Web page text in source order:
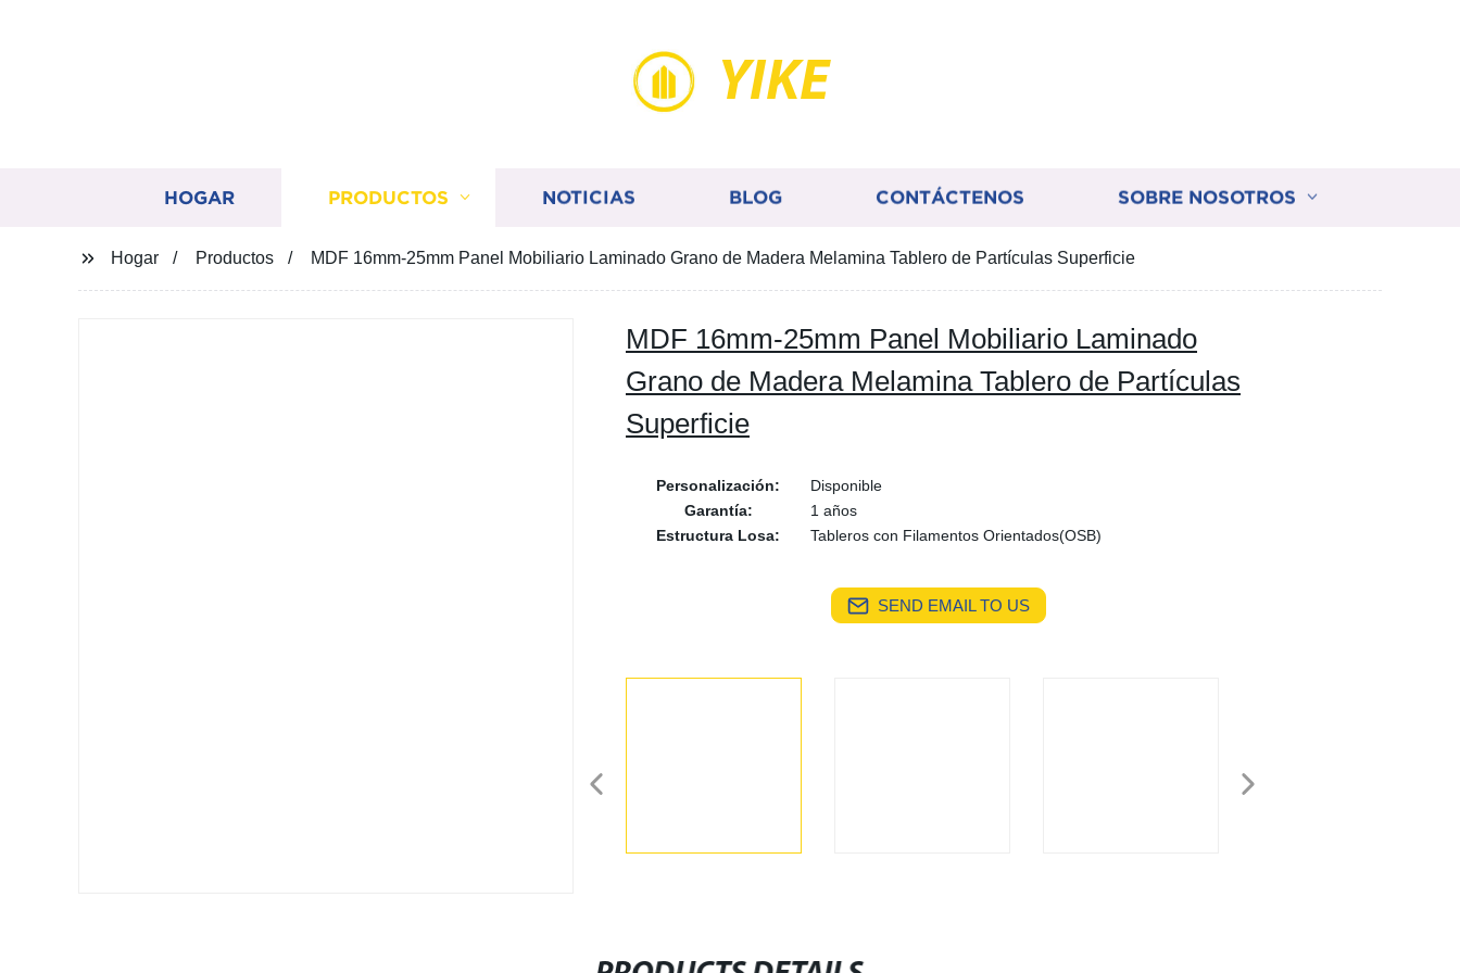
YIKE
HOGAR PRODUCTOS NOTICIAS BLOG CONTÁCTENOS SOBRE NOSOTROS
Hogar Productos MDF 16mm-25mm Panel Mobiliario Laminado Grano de Madera Melamina Tablero de Partículas Superficie
MDF 16mm-25mm Panel Mobiliario Laminado
Grano de Madera Melamina Tablero de Partículas
Superficie
Personalización:
Disponible
Garantía:
1 años
Estructura Losa:
Tableros con Filamentos Orientados(OSB)
SEND EMAIL TO US